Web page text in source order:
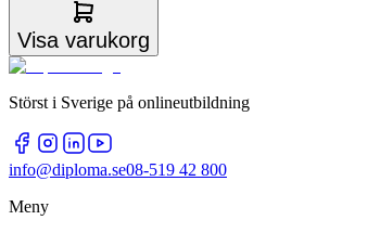
Visa varukorg
Störst i Sverige på onlineutbildning
info@diploma.se08-519 42 800
Meny